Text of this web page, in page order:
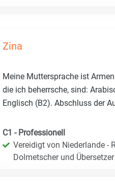
Zina
Meine Muttersprache ist
die ich beherrsche, sind:
Englisch (B2). Abschluss der
C1 - Professionell
Vereidigt von Niederlande -
Dolmetscher und